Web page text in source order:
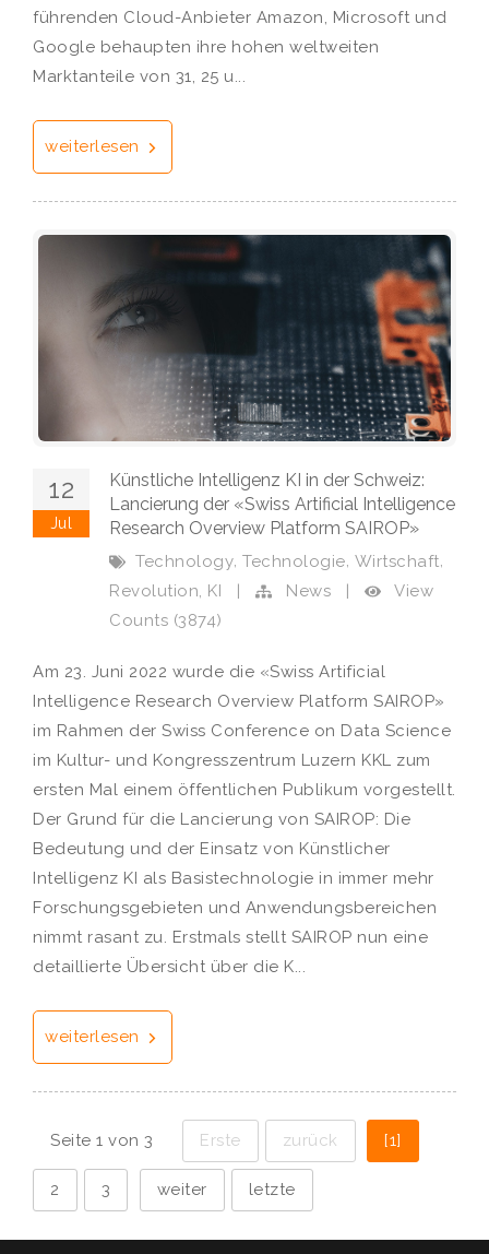
führenden Cloud-Anbieter Amazon, Microsoft und
Google behaupten ihre hohen weltweiten
Marktanteile von 31, 25 u...
weiterlesen
12
Jul
Künstliche Intelligenz KI in der Schweiz:
Lancierung der «Swiss Artificial Intelligence
Research Overview Platform SAIROP»
Technology, Technologie, Wirtschaft,
Revolution, KI News
View
Counts (3874)
Am 23. Juni 2022 wurde die «Swiss Artificial
Intelligence Research Overview Platform SAIROP»
im Rahmen der Swiss Conference on Data Science
im Kultur- und Kongresszentrum Luzern KKL zum
ersten Mal einem öffentlichen Publikum vorgestellt.
Der Grund für die Lancierung von SAIROP: Die
Bedeutung und der Einsatz von Künstlicher
Intelligenz KI als Basistechnologie in immer mehr
Forschungsgebieten und Anwendungsbereichen
nimmt rasant zu. Erstmals stellt SAIROP nun eine
detaillierte Übersicht über die K...
weiterlesen
Seite 1 von 3 Erste zurück [1]
2 3 weiter letzte